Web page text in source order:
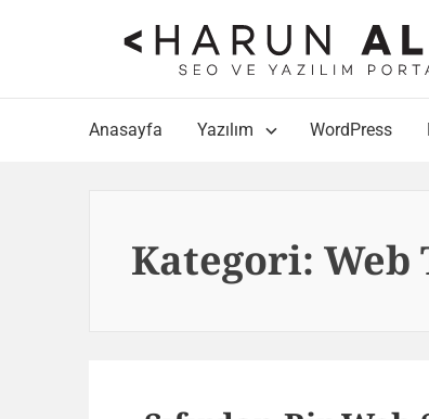
Anasayfa Yazılım WordPress
Kategori:Web